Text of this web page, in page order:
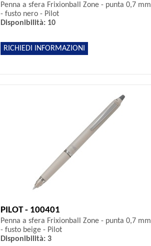
Penna a sfera Frixionball Zone - punta 0,7 mm
- fusto nero - Pilot
Disponibilità: 10
RICHIEDI INFORMAZIONI
PILOT - 100401
Penna a sfera Frixionball Zone - punta 0,7 mm
- fusto beige - Pilot
Disponibilità: 3